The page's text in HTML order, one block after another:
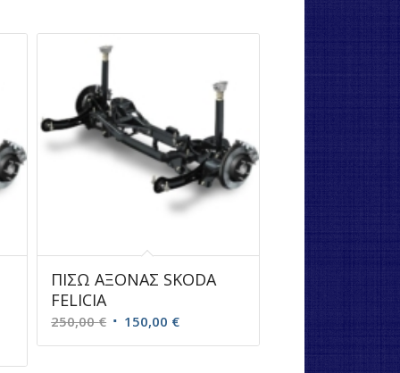
ΠΙΣΩ ΑΞΟΝΑΣ SKODA
FELICIA
250,00€ Original
price
150,00 €Η
τρέχουσα